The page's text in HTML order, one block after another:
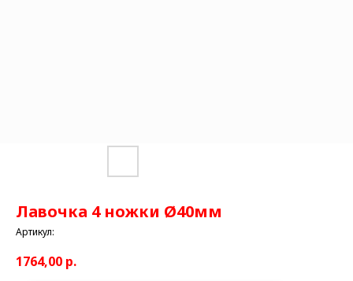
Лавочка 4 ножки Ø40мм
Артикул:
1764,00 р.